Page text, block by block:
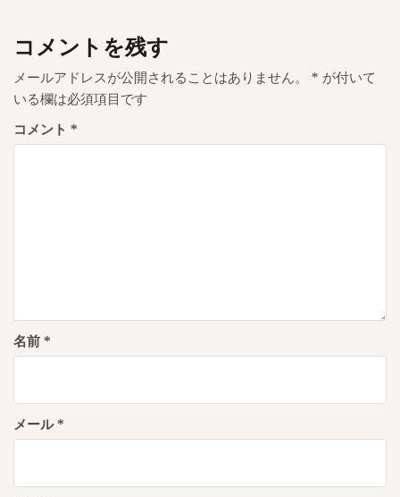
ゲ
ー
シ
ョ
コメントを残す
メールアドレスが公開されることはありません。 * が付いて
いる欄は必須項目です
コメント *
名前 *
メール*